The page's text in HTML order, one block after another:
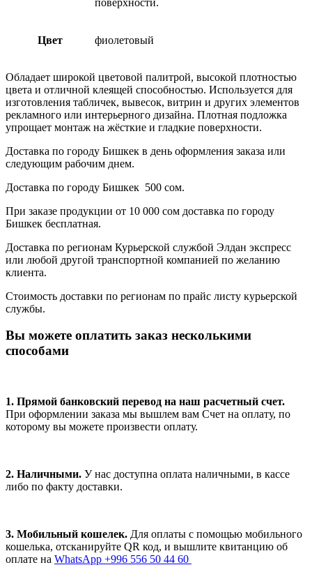
Цвет фиолетовый
Обладает широкой цветовой палитрой, высокой плотностью
цвета и отличной клеящей способностью. Используется для
изготовления табличек, вывесок, витрин и других элементов
рекламного или интерьерного дизайна. Плотная подложка
упрощает монтаж на жёсткие и гладкие поверхности.
Доставка по городу Бишкек в день оформления заказа или
следующим рабочим днем.
Доставка по городу Бишкек 500 сом.
При заказе продукции от 10 000 сом доставка по городу
Бишкек бесплатная.
Доставка по регионам Курьерской службой Элдан экспресс
или любой другой транспортной компанией по желанию
клиента.
Стоимость доставки по регионам по прайс листу курьерской
службы.
Вы можете оплатить заказ несколькими
способами
1. Прямой банковский перевод на наш расчетный счет.
При оформлении заказа мы вышлем вам Счет на оплату, по
которому вы можете произвести оплату.
2. Наличными. У нас доступна оплата наличными, в кассе
либо по факту доставки.
3. Мобильный кошелек. Для оплаты с помощью мобильного
кошелька, отсканируйте QR код, и вышлите квитанцию об
оплате на WhatsApp +996 556 50 44 60